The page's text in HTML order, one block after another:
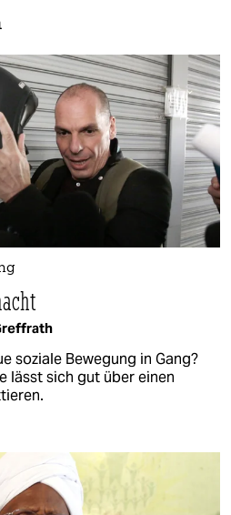
soziale Bewegung in Gang?
lässt sich gut über einen